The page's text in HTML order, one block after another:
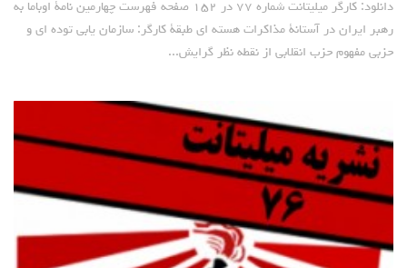
دانلود: کارگر میلیتانت شماره ۷۷ در ۱۵۲ صفحه فهرست چهارمین نامۀ اوباما به
رهبر ایران در آستانۀ مذاکرات هسته ای طبقۀ کارگر: سازمان یابی توده ای و
حزبی مفهوم حزب انقلابی از نقطه نظر گرایش...